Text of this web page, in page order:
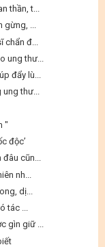
thần, t...
gừng, ...
đ...
ung thư...
đẩy lù...
ung thư...
"
độc’
đâu cũn...
nh...
dị...
tác ...
gìn giữ ...